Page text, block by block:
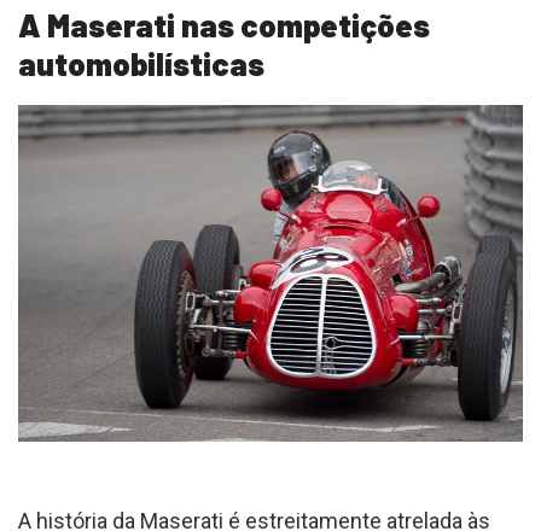
A Maserati nas competições
automobilísticas
A história da Maserati é estreitamente atrelada às